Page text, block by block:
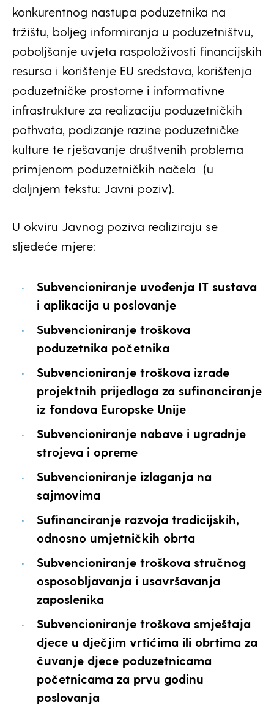
konkurentnog nastupa poduzetnika na
tržištu, boljeg informiranja u poduzetništvu,
poboljšanje uvjeta raspoloživosti financijskih
resursa i korištenje EU sredstava, korištenja
poduzetničke prostorne i informativne
infrastrukture za realizaciju poduzetničkih
pothvata, podizanje razine poduzetničke
kulture te rješavanje društvenih problema
primjenom poduzetničkih načela (u
daljnjem tekstu: Javni poziv).
U okviru Javnog poziva realiziraju se
sljedeće mjere:
Subvencioniranje uvođenja IT sustava
i aplikacija u poslovanje
Subvencioniranje troškova
poduzetnika početnika
Subvencioniranje troškova izrade
projektnih prijedloga za sufinanciranje
iz fondova Europske Unije
Subvencioniranje nabave i ugradnje
strojeva i opreme
Subvencioniranje izlaganja na
sajmovima
Sufinanciranje razvoja tradicijskih,
odnosno umjetničkih obrta
Subvencioniranje troškova stručnog
osposobljavanja i usavršavanja
zaposlenika
Subvencioniranje troškova smještaja
djece u dječjim vrtićima ili obrtima za
čuvanje djece poduzetnicama
početnicama za prvu godinu
poslovanja